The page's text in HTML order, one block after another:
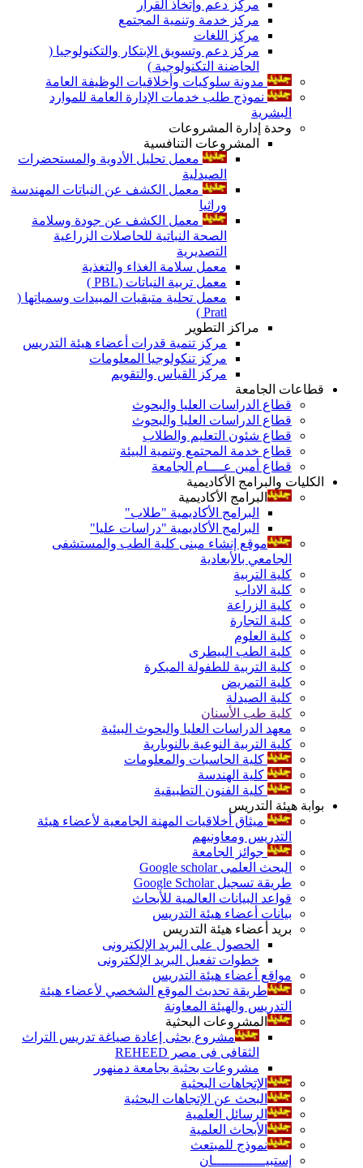
مركز دعم وإتخاذ القرار
مركز خدمة وتنمية المجتمع
مركز اللغات
مركز دعم وتسويق الإبتكار والتكنولوجيا (
الحاضنة التكنولوجية )
مدونة سلوكيات وأخلاقيات الوظيفة العامة
نموذج طلب خدمات الإدارة العامة للموارد
البشرية
وحدة إدارة المشروعات
المشروعات التنافسية
معمل تحليل الأدوية والمستحضرات
الصيدلية
معمل الكشف عن النباتات المهندسة
وراثيا
معمل الكشف عن جودة وسلامة
الصحة النباتية للحاصلات الزراعية
التصديرية
معمل سلامة الغذاء والتغذية
معمل تربية النباتات (PBL )
معمل تحلية متبقيات المبيدات وسمياتها (
Pratl )
مراكز التطوير
مركز تنمية قدرات أعضاء هيئة التدريس
مركز تنكولوجيا المعلومات
مركز القياس والتقويم
قطاعات الجامعة
قطاع الدراسات العليا والبحوث
قطاع الدراسات العليا والبحوث
قطاع شئون التعليم والطلاب
قطاع خدمة المجتمع وتنمية البيئة
قطاع أمين عــــام الجامعة
الكليات والبرامج الأكاديمية
البرامج الأكاديمية
البرامج الأكاديمية "طلاب"
البرامج الأكاديمية "دراسات عليا"
موقع إنشاء مبنى كلية الطب والمستشفى
الجامعي بالأبعادية
كلية التربية
كلية الاداب
كلية الزراعة
كلية التجارة
كلية العلوم
كلية الطب البيطرى
كلية التربية للطفولة المبكرة
كلية التمريض
كلية الصيدلة
كلية طب الأسنان
معهد الدراسات العليا والبحوث البيئية
كلية التربية النوعية بالنوبارية
كلية الحاسبات والمعلومات
كلية الهندسة
كلية الفنون التطبيقية
بوابة هيئة التدريس
ميثاق أخلاقيات المهنة الجامعية لأعضاء هيئة
التدريس ومعاونيهم
جوائز الجامعة
البحث العلمى Google scholar
طريقة تسجيل Google Scholar
قواعد البيانات العالمية للأبحاث
بيانات أعضاء هيئة التدريس
بريد أعضاء هيئة التدريس
الحصول على البريد الإلكترونى
خطوات تفعيل البريد الإلكترونى
مواقع أعضاء هيئة التدريس
طريقة تحديث الموقع الشخصي لأعضاء هيئة
التدريس والهيئة المعاونة
المشروعات البحثية
مشروع بحثى إعادة صياغة تدريس التراث
الثقافى فى مصر REHEED
مشروعات بحثية بجامعة دمنهور
الإتجاهات البحثية
البحث عن الإتجاهات البحثية
الرسائل العلمية
الأبحاث العلمية
نموذج للمبتعث
إستبيـــــــــــــان